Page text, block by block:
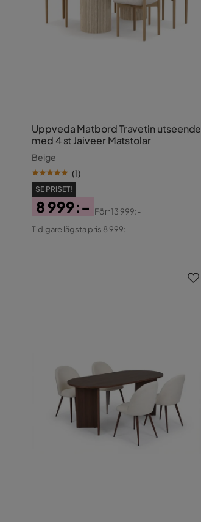
Uppveda Matbord Travetin utseende
med 4 st Jaiveer Matstolar
Beige
(1)
SE PRISET!
Pris
8 999:-
Original
Förr13 999:-
Tidigare lägsta pris 8 999:-